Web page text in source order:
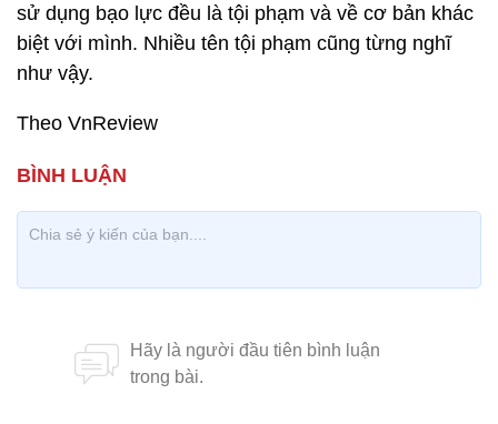
sử dụng bạo lực đều là tội phạm và về cơ bản khác
biệt với mình. Nhiều tên tội phạm cũng từng nghĩ
như vậy.
Theo VnReview